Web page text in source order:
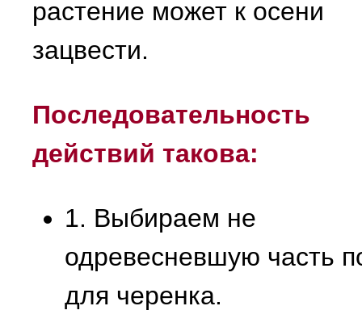
растение может к осени
зацвести.
Последовательность
действий такова:
1. Выбираем не
одревесневшую часть
для черенка.